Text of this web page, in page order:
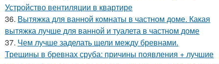
Устройство вентиляции в квартире
36. Вытяжка для ванной комнаты в частном доме. Какая
вытяжка лучше для ванной и туалета в частном доме
37. Чем лучше заделать щели между бревнами.
Трещины в бревнах сруба: причины появления + лучшие